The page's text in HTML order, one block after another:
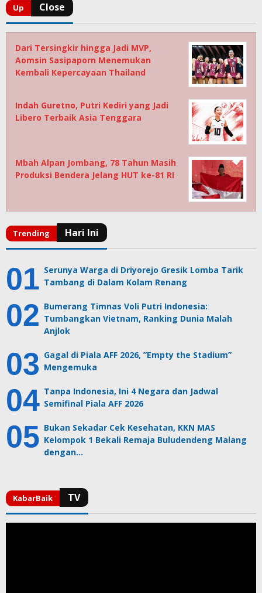
Dari Tersingkir hingga Jadi MVP,
Aomsin Sasipaporn Menemukan
Kembali Kepercayaan Thailand
Indah Guretno, Putri Kediri yang Jadi
Libero Terbaik Asia Tenggara
Mbah Alpan Jombang, 78 Tahun Masih
Produksi Bendera Jelang HUT ke-81 RI
Serunya Warga di Driyorejo Gresik Lomba Tarik
Tambang di Dalam Kolam Renang
Bumerang Timnas Voli Putri Indonesia:
Tumbangkan Vietnam, Ranking Dunia Malah
Anjlok
Gagal di Piala AFF 2026, ”Empty the Stadium”
Mengemuka
Tanpa Indonesia, Ini 4 Negara dan Jadwal
Semifinal Piala AFF 2026
Bukan Sekadar Cek Kesehatan, KKN MAS
Kelompok 1 Bekali Remaja Buludendeng Malang
dengan…